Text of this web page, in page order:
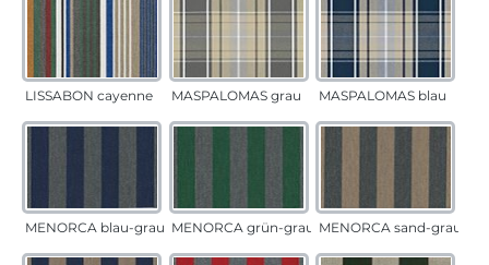
LISSABON cayenne MASPALOMAS grau MASPALOMAS blau
MENORCA blau-grau MENORCA grün-grau MENORCA sand-grau